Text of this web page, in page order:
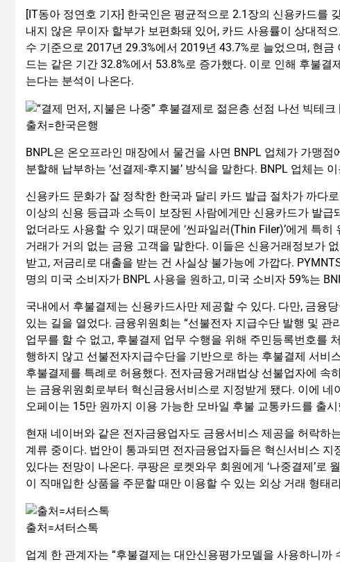
[IT동아 정연호 기자] 한국인은 평균적으로 2.1장의 신용카드를
내지 않은 무이자 할부가 보편화돼 있어, 카드 사용률이 상대적
수 기준으로 2017년 29.3%에서 2019년 43.7%로 늘었으며, 현
드는 같은 기간 32.8%에서 53.8%로 증가했다. 이로 인해 후불
는다는 분석이 나온다.
출처=한국은행
BNPL은 온오프라인 매장에서 물건을 사면 BNPL 업체가 가맹
분할해 납부하는 ‘선결제-후지불’ 방식을 말한다. BNPL 업체는
신용카드 문화가 잘 정착한 한국과 달리 카드 발급 절차가 까다
이상의 신용 등급과 소득이 보장된 사람에게만 신용카드가 발
없더라도 사용할 수 있기 때문에 ‘씬파일러(Thin Filer)’에게 특
거래가 거의 없는 금융 고객을 말한다. 이들은 신용거래정보가
받고, 저금리로 대출을 받는 건 사실상 불가능에 가깝다.
명의 미국 소비자가 BNPL 사용을 원하고, 미국 소비자 59%는
국내에서 후불결제는 신용카드사만 제공할 수 있다. 다만, 금융
있는 길을 열었다. 금융위원회는 “선불전자 지급수단 발행 및
업무를 할 수 없고, 후불결제 업무 수행을 위해 주민등록번호를
행하지 않고 선불전자지급수단을 기반으로 하는 후불결제 서비
후불결제를 특례로 허용했다. 전자금융거래법상 선불업자에
는 금융위원회로부터 혁신금융서비스로 지정받게 됐다. 이에
오페이는 15만 원까지 이용 가능한 모바일 후불 교통카드를 출시
현재 네이버와 같은 전자금융업자도 금융서비스 제공을 허락
계류 중이다. 법안이 통과되면 전자금융업자들은 혁신서비스
있다는 전망이 나온다. 쿠팡은 로켓와우 회원에게 ‘나중결제’로
이 직매입한 상품을 주문할 때만 이용할 수 있는 외상 거래 형태
출처=셔터스톡
업계 한 관계자는 “후불결제는 대안신용평가모델을 사용하니